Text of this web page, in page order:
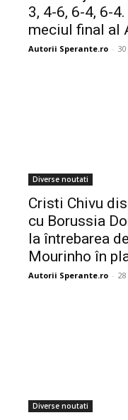
3, 4-6, 6-4, 6-
meciul final al
Autorii Sperante.ro -
Diverse noutati
Cristi Chivu
cu Borussia
la întrebarea
Mourinho în
Autorii Sperante.ro -
Diverse noutati